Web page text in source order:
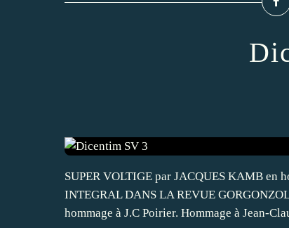
SUPER VOLTIGE par JACQUES KAMB en
INTEGRAL DANS LA REVUE
hommage à J.C Poirier. Hommage à Jean-